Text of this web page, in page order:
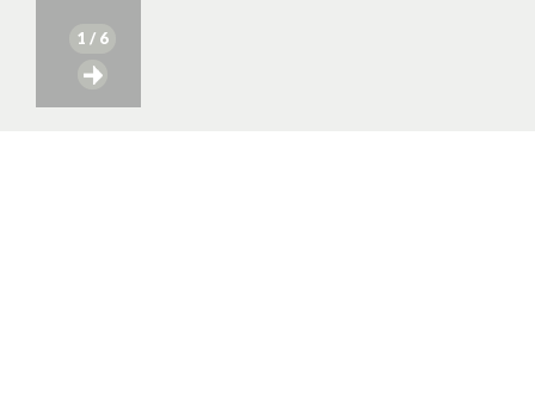
1 / 6